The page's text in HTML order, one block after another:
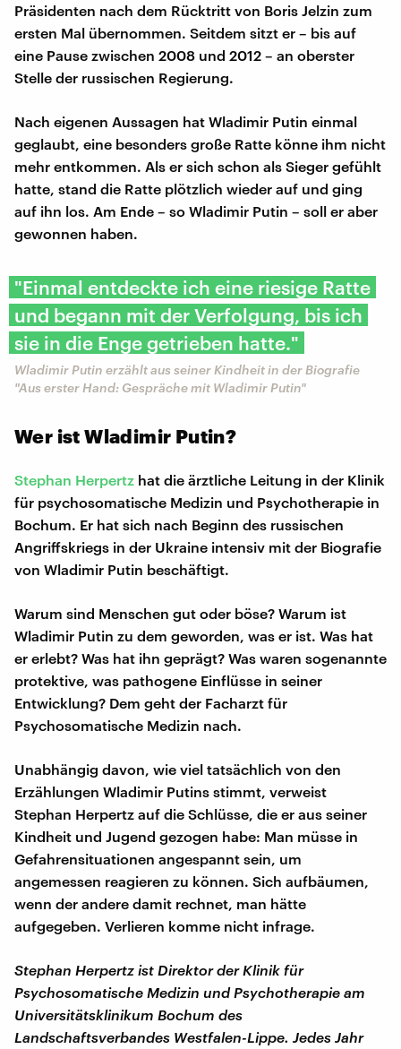
Präsidenten nach dem Rücktritt von Boris Jelzin zum
ersten Mal übernommen. Seitdem sitzt er – bis auf
eine Pause zwischen 2008 und 2012 – an oberster
Stelle der russischen Regierung.
Nach eigenen Aussagen hat Wladimir Putin einmal
geglaubt, eine besonders große Ratte könne ihm nicht
mehr entkommen. Als er sich schon als Sieger gefühlt
hatte, stand die Ratte plötzlich wieder auf und ging
auf ihn los. Am Ende – so Wladimir Putin – soll er aber
gewonnen haben.
"Einmal entdeckte ich eine riesige Ratte
und begann mit der Verfolgung, bis ich
sie in die Enge getrieben hatte."
Wladimir Putin erzählt aus seiner Kindheit in der Biografie
"Aus erster Hand: Gespräche mit Wladimir Putin"
Wer ist Wladimir Putin?
Stephan Herpertz hat die ärztliche Leitung in der Klinik
für psychosomatische Medizin und Psychotherapie in
Bochum. Er hat sich nach Beginn des russischen
Angriffskriegs in der Ukraine intensiv mit der Biografie
von Wladimir Putin beschäftigt.
Warum sind Menschen gut oder böse? Warum ist
Wladimir Putin zu dem geworden, was er ist. Was hat
er erlebt? Was hat ihn geprägt? Was waren sogenannte
protektive, was pathogene Einflüsse in seiner
Entwicklung? Dem geht der Facharzt für
Psychosomatische Medizin nach.
Unabhängig davon, wie viel tatsächlich von den
Erzählungen Wladimir Putins stimmt, verweist
Stephan Herpertz auf die Schlüsse, die er aus seiner
Kindheit und Jugend gezogen habe: Man müsse in
Gefahrensituationen angespannt sein, um
angemessen reagieren zu können. Sich aufbäumen,
wenn der andere damit rechnet, man hätte
aufgegeben. Verlieren komme nicht infrage.
Stephan Herpertz ist Direktor der Klinik für
Psychosomatische Medizin und Psychotherapie am
Universitätsklinikum Bochum des
Landschaftsverbandes Westfalen-Lippe. Jedes Jahr